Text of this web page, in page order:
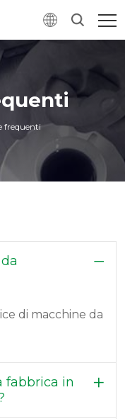
frequenti
di macchine da
fabbrica in